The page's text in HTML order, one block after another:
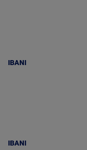
IBANI
IBANI